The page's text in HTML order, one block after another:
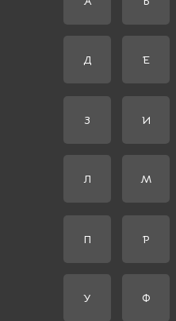
Д Е
З И
Л М
П Р
У Ф